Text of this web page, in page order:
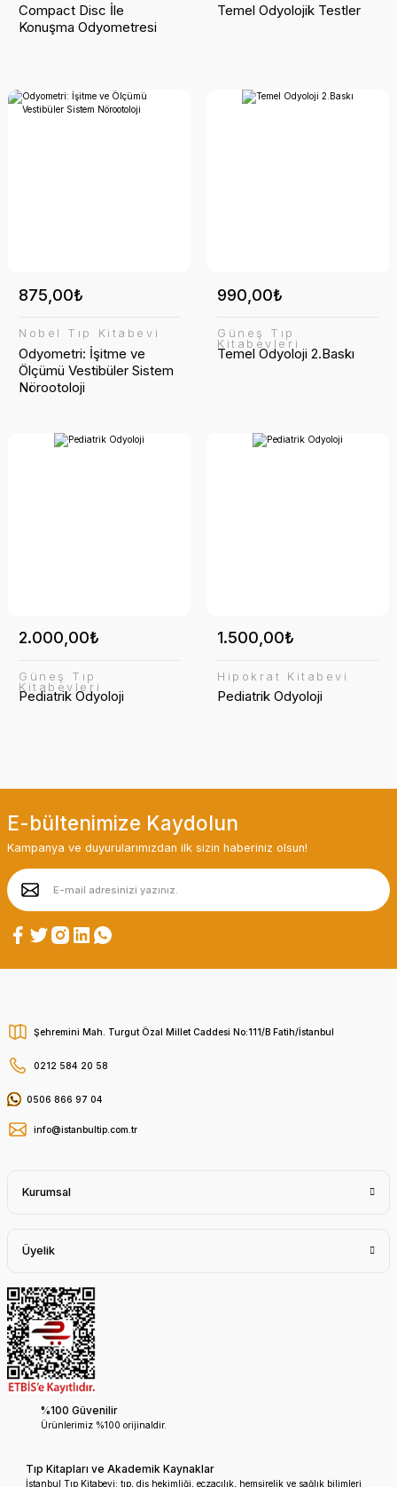
Compact Disc İle
Konuşma Odyometresi
Temel Odyolojik Testler
875,00₺
Nobel Tıp Kitabevi
Odyometri: İşitme ve
Ölçümü Vestibüler Sistem
Nörootoloji
990,00₺
Güneş Tıp
Kitabevleri
Temel Odyoloji 2.Baskı
2.000,00₺
Güneş Tıp
Kitabevleri
Pediatrik Odyoloji
1.500,00₺
Hipokrat Kitabevi
Pediatrik Odyoloji
E-bültenimize Kaydolun
Kampanya ve duyurularımızdan ilk sizin haberiniz olsun!
Şehremini Mah. Turgut Özal Millet Caddesi No:111/B Fatih/İstanbul
0212 584 20 58
0506 866 97 04
info@istanbultip.com.tr
Kurumsal
Üyelik
%100 Güvenilir
Ürünlerimiz %100 orijinaldir.
Tıp Kitapları ve Akademik Kaynaklar
İstanbul Tıp Kitabevi; tıp, diş hekimliği, eczacılık, hemşirelik ve sağlık bilimleri